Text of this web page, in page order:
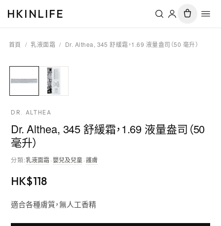
HKINLIFE
首頁 / 乳液面霜 / Dr. Althea, 345 舒緩霜，1.69 液量盎司（50 毫升）
DR. ALTHEA
Dr. Althea, 345 舒緩霜，1.69 液量盎司（50
毫升）
分類:乳液面霜 ·嬰兒及兒童·護膚
HK$118
適合各種膚質，無人工香精